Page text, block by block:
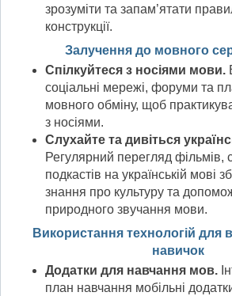
зрозуміти та запам’ятати
конструкції.
Залучення до мовного
Спілкуйтеся з носіями мови.
соціальні мережі, форуми та
мовного обміну, щоб
з носіями.
Слухайте та дивіться
Регулярний перегляд фільмів,
подкастів на українській мові
знання про культуру та
природного звучання мови.
Використання технологій для
навичок
Додатки для навчання мов.
план навчання мобільні